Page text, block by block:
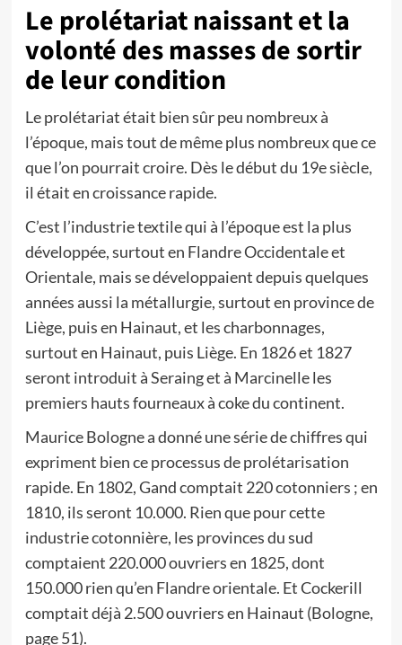
Le prolétariat naissant et la
volonté des masses de sortir
de leur condition
Le prolétariat était bien sûr peu nombreux à
l’époque, mais tout de même plus nombreux que ce
que l’on pourrait croire. Dès le début du 19e siècle,
il était en croissance rapide.
C’est l’industrie textile qui à l’époque est la plus
développée, surtout en Flandre Occidentale et
Orientale, mais se développaient depuis quelques
années aussi la métallurgie, surtout en province de
Liège, puis en Hainaut, et les charbonnages,
surtout en Hainaut, puis Liège. En 1826 et 1827
seront introduit à Seraing et à Marcinelle les
premiers hauts fourneaux à coke du continent.
Maurice Bologne a donné une série de chiffres qui
expriment bien ce processus de prolétarisation
rapide. En 1802, Gand comptait 220 cotonniers ; en
1810, ils seront 10.000. Rien que pour cette
industrie cotonnière, les provinces du sud
comptaient 220.000 ouvriers en 1825, dont
150.000 rien qu’en Flandre orientale. Et Cockerill
comptait déjà 2.500 ouvriers en Hainaut (Bologne,
page 51).